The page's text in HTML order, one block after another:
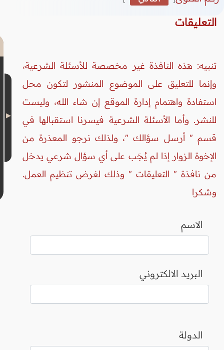
التعليقات
تنبيه: هذه النافذة غير مخصصة للأسئلة الشرعية،
وإنما للتعليق على الموضوع المنشور لتكون محل
استفادة واهتمام إدارة الموقع إن شاء الله، وليست
للنشر. وأما الأسئلة الشرعية فيسرنا استقبالها في
قسم " أرسل سؤالك "، ولذلك نرجو المعذرة من
الإخوة الزوار إذا لم يُجَب على أي سؤال شرعي يدخل
من نافذة " التعليقات " وذلك لغرض تنظيم العمل.
وشكرا
الاسم
البريد الالكتروني
الدولة